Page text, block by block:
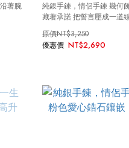
著腕
純銀手鍊，情侶手鍊 幾何
藏著承諾 把誓言壓成一道
NT$3,250
NT$2,690